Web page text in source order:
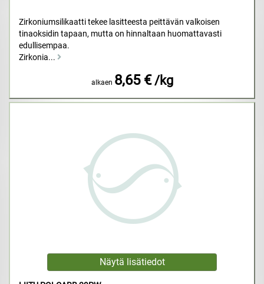
Zirkoniumsilikaatti tekee lasitteesta peittävän valkoisen
tinaoksidin tapaan, mutta on hinnaltaan huomattavasti
edullisempaa.
Zirkonia...
alkaen 8,65 € /kg